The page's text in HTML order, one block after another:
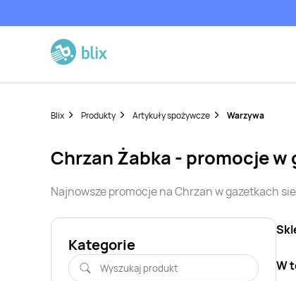
Blix Produkty Artykuły spożywcze Warzywa
Chrzan Żabka - promocje w
Najnowsze promocje naChrzanw gazetkach
Kategorie
W